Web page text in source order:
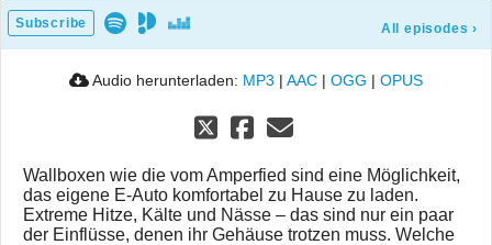
Subscribe All episodes ›
Audio herunterladen: MP3 | AAC | OGG | OPUS
Wallboxen wie die vom Amperfied sind eine Möglichkeit,
das eigene E-Auto komfortabel zu Hause zu laden.
Extreme Hitze, Kälte und Nässe – das sind nur ein paar
der Einflüsse, denen ihr Gehäuse trotzen muss. Welche